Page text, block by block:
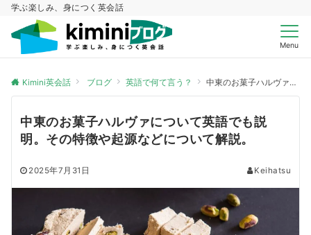
学ぶ楽しみ、身につく英会話
Menu
Kimini英会話 ブログ 英語で何て言う？ 中東のお菓子ハルヴァについて英語でも説明。その特徴や起源などについて解説。
中東のお菓子ハルヴァについて英語でも説
明。その特徴や起源などについて解説。
2025年7月31日 Keihatsu